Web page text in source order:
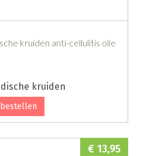
kruiden anti-cellulitis olie
kruiden
bestellen
€ 13,95